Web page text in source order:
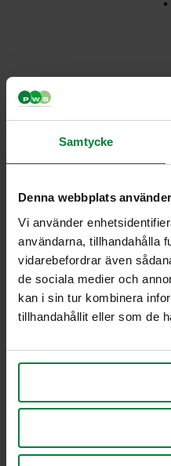
Samtycke
Denna webbplats
Vi använder
användarna, tillhandahålla
vidarebefordrar även
de sociala medier och
kan i sin tur kombinera
tillhandahållit eller som de